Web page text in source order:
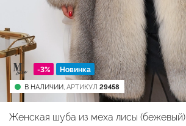
-3% Новинка
В НАЛИЧИИ, АРТИКУЛ 29458
Женская шуба из меха лисы (бежевый)